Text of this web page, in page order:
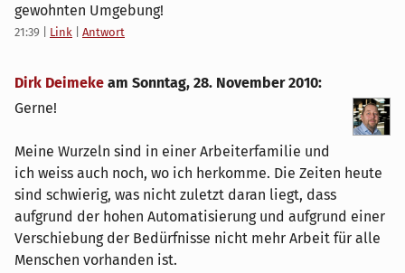
gewohnten Umgebung!
21:39 Link Antwort
Dirk Deimeke am Sonntag, 28. November 2010:
Gerne!
Meine Wurzeln sind in einer Arbeiterfamilie und
ich weiss auch noch, wo ich herkomme. Die Zeiten heute
sind schwierig, was nicht zuletzt daran liegt, dass
aufgrund der hohen Automatisierung und aufgrund einer
Verschiebung der Bedürfnisse nicht mehr Arbeit für alle
Menschen vorhanden ist.